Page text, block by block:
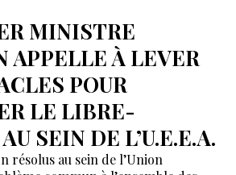
MINISTRE
APPELLE À LEVER
POUR
LE LIBRE-
SEIN DE L’U.E.E.A.
résolus au sein de l’Union